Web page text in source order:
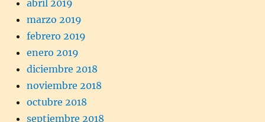
abril 2019
marzo 2019
febrero 2019
enero 2019
diciembre 2018
noviembre 2018
octubre 2018
septiembre 2018